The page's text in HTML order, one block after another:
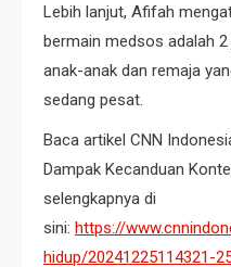
Lebih lanjut, Afifah
bermain medsos adalah
anak-anak dan remaja
sedang pesat.
Baca artikel CNN
Dampak Kecanduan
selengkapnya di
sini: https://
hidup/20241225114321-